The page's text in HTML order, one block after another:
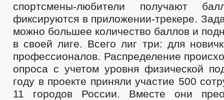
спортсмены-любители получают
фиксируются в приложении-трекере.
можно большее количество баллов и
в своей лиге. Всего лиг три: для
профессионалов. Распределение
опроса с учетом уровня физической
году в проекте приняли участие 500
11 городов России. Вместе они